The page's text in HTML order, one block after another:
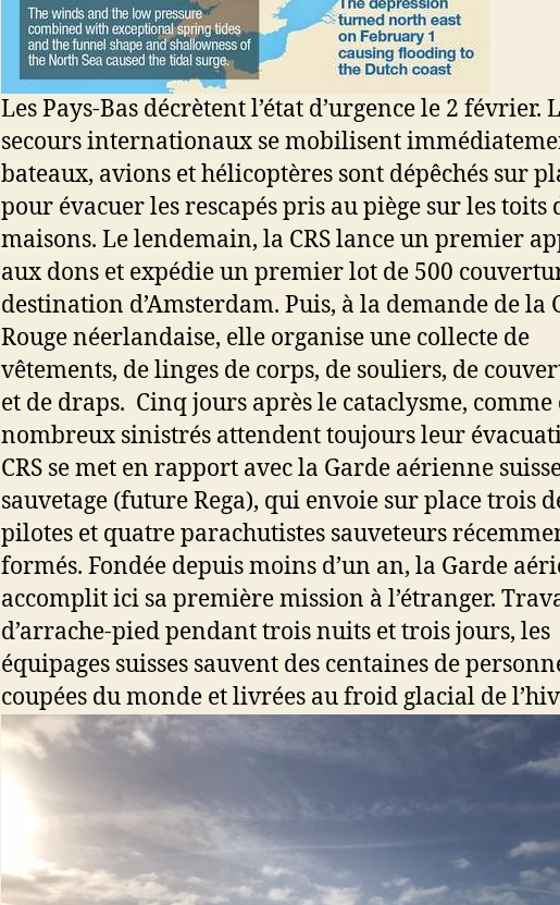
Les Pays-Bas décrètent l’état d’urgence le 2 février.
secours internationaux se mobilisent
bateaux, avions et hélicoptères sont dépêchés sur
pour évacuer les rescapés pris au piège sur les toits
maisons. Le lendemain, la CRS lance un premier
aux dons et expédie un premier lot de 500
destination d’Amsterdam. Puis, à la demande de la
Rouge néerlandaise, elle organise une collecte de
vêtements, de linges de corps, de souliers, de
et de draps. Cinq jours après le cataclysme, comme
nombreux sinistrés attendent toujours leur
CRS se met en rapport avec la Garde aérienne
sauvetage (future Rega), qui envoie sur place trois
pilotes et quatre parachutistes sauveteurs
formés. Fondée depuis moins d’un an, la Garde
accomplit ici sa première mission à l’étranger.
d’arrache-pied pendant trois nuits et trois jours, les
équipages suisses sauvent des centaines de
coupées du monde et livrées au froid glacial de